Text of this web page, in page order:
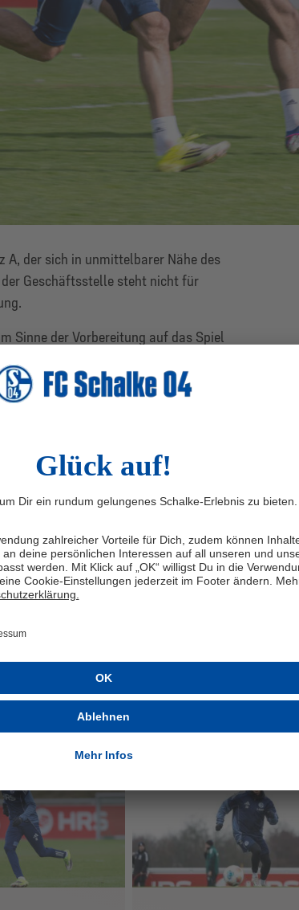
A, der sich in unmittelbarer Nähe des
Geschäftsstelle steht nicht für
Sinne der Vorbereitung auf das Spiel
15.30 Uhr bittet der FC Schalke 04 um
Autogrammstunde geben wird.
zahlreiche Unterstützung während der